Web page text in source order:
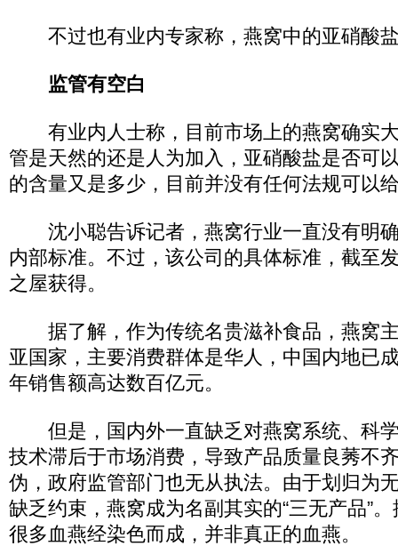
不过也有业内专家称，燕窝中的亚硝酸
监管有空白
有业内人士称，目前市场上的燕窝确实
管是天然的还是人为加入，亚硝酸盐是否可
的含量又是多少，目前并没有任何法规可以
沈小聪告诉记者，燕窝行业一直没有明
内部标准。不过，该公司的具体标准，截至
之屋获得。
据了解，作为传统名贵滋补食品，燕窝
亚国家，主要消费群体是华人，中国内地已
年销售额高达数百亿元。
但是，国内外一直缺乏对燕窝系统、科
技术滞后于市场消费，导致产品质量良莠不
伪，政府监管部门也无从执法。由于划归为
缺乏约束，燕窝成为名副其实的“三无产品”
很多血燕经染色而成，并非真正的血燕。